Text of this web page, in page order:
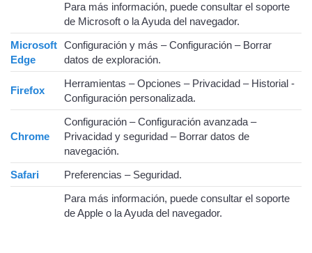
Para más información, puede consultar el soporte
de Microsoft o la Ayuda del navegador.
Microsoft
Edge
Configuración y más – Configuración – Borrar
datos de exploración.
Firefox
Herramientas – Opciones – Privacidad – Historial -
Configuración personalizada.
Chrome
Configuración – Configuración avanzada –
Privacidad y seguridad – Borrar datos de
navegación.
Safari
Preferencias – Seguridad.
Para más información, puede consultar el soporte
de Apple o la Ayuda del navegador.